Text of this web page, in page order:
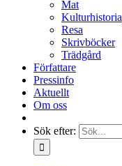
Mat
Kulturhistoria
Resa
Skrivböcker
Trädgård
Författare
Pressinfo
Aktuellt
Om oss
Sök efter: